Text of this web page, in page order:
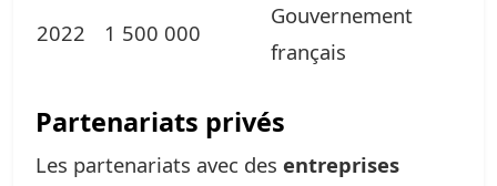
2022 1 500 000
Gouvernement
français
Partenariats privés
Les partenariats avec des entreprises